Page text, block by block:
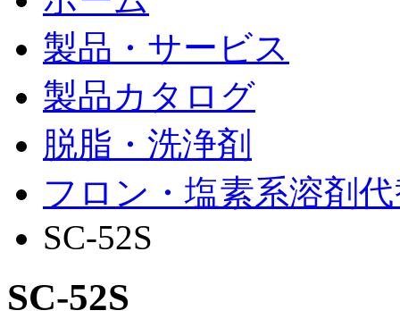
製品・サービス
製品カタログ
脱脂・洗浄剤
フロン・塩素系溶剤
SC-52S
SC-52S